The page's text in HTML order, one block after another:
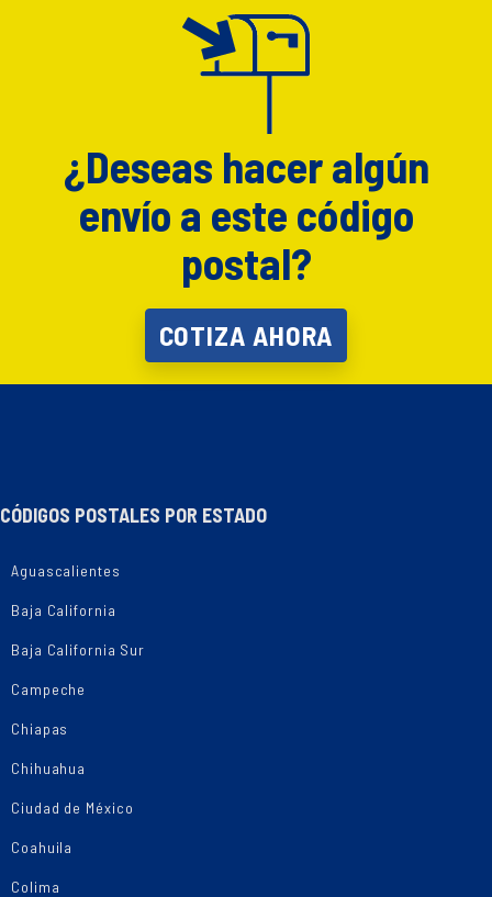
¿Deseas hacer algún
envío a este código
postal?
COTIZA AHORA
CÓDIGOS POSTALES POR ESTADO
Aguascalientes
Baja California
Baja California Sur
Campeche
Chiapas
Chihuahua
Ciudad de México
Coahuila
Colima